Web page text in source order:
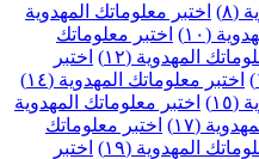
المهدوية
معلوماتك
اختبر
المهدوية (١٤)
المهدوية
معلوماتك
اختبر